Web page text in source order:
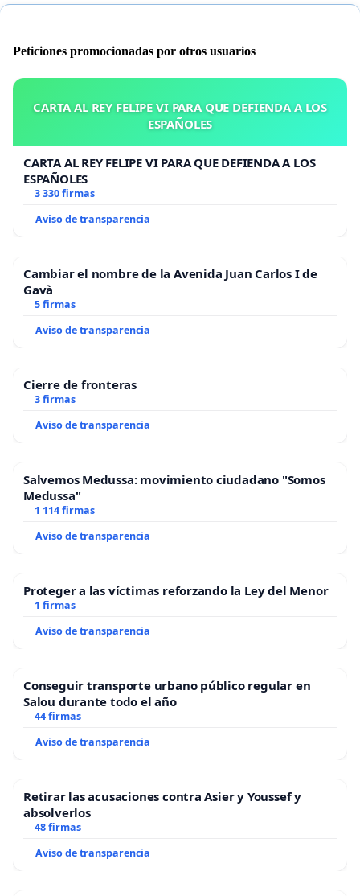
Peticiones promocionadas por otros usuarios
CARTA AL REY FELIPE VI PARA QUE DEFIENDA A LOS
ESPAÑOLES
CARTA AL REY FELIPE VI PARA QUE DEFIENDA A LOS
ESPAÑOLES
3 330 firmas
Aviso de transparencia
Cambiar el nombre de la Avenida Juan Carlos I de
Gavà
5 firmas
Aviso de transparencia
Cierre de fronteras
3 firmas
Aviso de transparencia
Salvemos Medussa: movimiento ciudadano "Somos
Medussa"
1 114 firmas
Aviso de transparencia
Proteger a las víctimas reforzando la Ley del Menor
1 firmas
Aviso de transparencia
Conseguir transporte urbano público regular en
Salou durante todo el año
44 firmas
Aviso de transparencia
Retirar las acusaciones contra Asier y Youssef y
absolverlos
48 firmas
Aviso de transparencia